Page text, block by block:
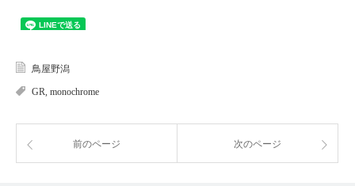
鳥屋野潟
GR monochrome
前のページ 次のページ